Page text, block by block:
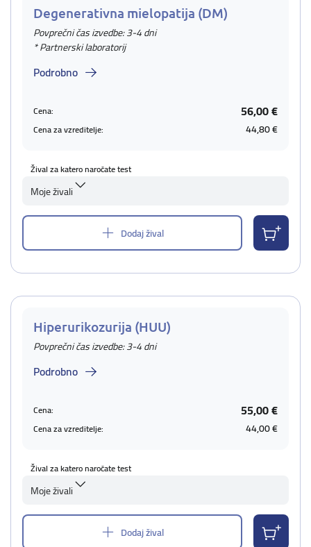
Degenerativna mielopatija (DM)
Povprečni čas izvedbe: 3-4 dni
* Partnerski laboratorij
Podrobno
Cena: 56,00 €
Cena za vzreditelje: 44,80 €
Žival za katero naročate test
Moje živali
Dodaj žival
Hiperurikozurija (HUU)
Povprečni čas izvedbe: 3-4 dni
Podrobno
Cena: 55,00 €
Cena za vzreditelje: 44,00 €
Žival za katero naročate test
Moje živali
Dodaj žival